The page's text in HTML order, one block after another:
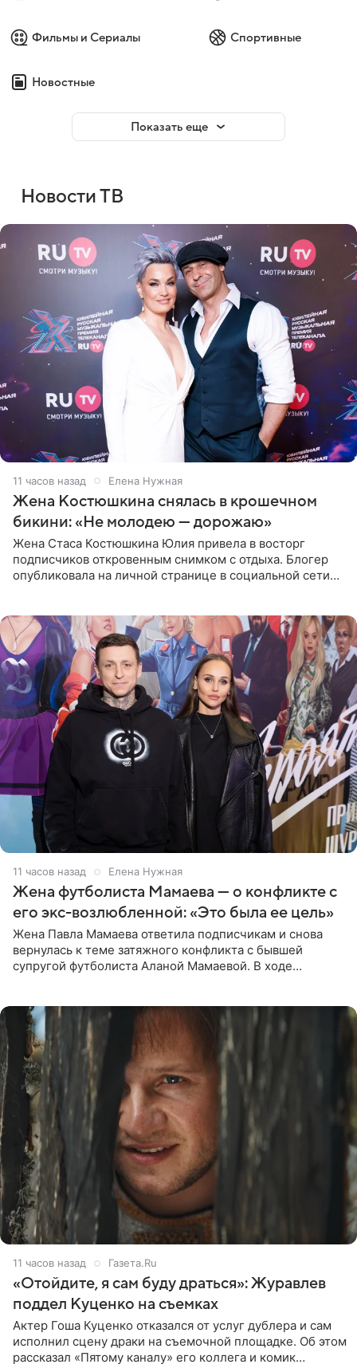
Фильмы и Сериалы Спортивные
Новостные
Показать еще
Новости ТВ
11 часов назад Елена Нужная
Жена Костюшкина снялась в крошечном
бикини: «Не молодею — дорожаю»
Жена Стаса Костюшкина Юлия привела в восторг
подписчиков откровенным снимком с отдыха. Блогер
опубликовала на личной странице в социальной сети
11 часов назад Елена Нужная
Жена футболиста Мамаева — о конфликте с
его экс-возлюбленной: «Это была ее цель»
Жена Павла Мамаева ответила подписчикам и снова
вернулась к теме затяжного конфликта с бывшей
супругой футболиста Аланой Мамаевой. В ходе
11 часов назад Газета.Ru
«Отойдите, я сам буду драться»: Журавлев
поддел Куценко на съемках
Актер Гоша Куценко отказался от услуг дублера и сам
исполнил сцену драки на съемочной площадке. Об этом
рассказал «Пятому каналу» его коллега и комик